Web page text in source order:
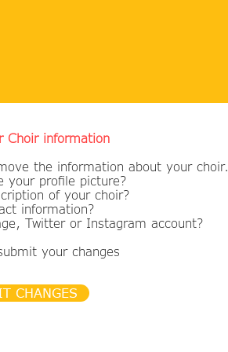
Choir information
the information about your choir.
your profile picture?
of your choir?
information?
Twitter or Instagram account?
your changes
CHANGES